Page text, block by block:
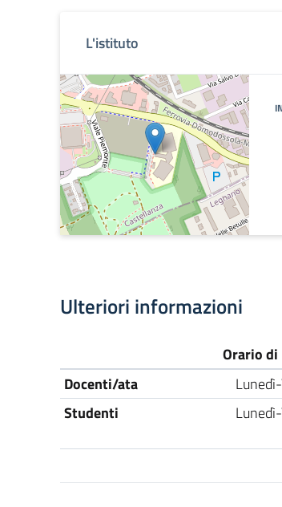
L'istituto
Ulteriori informazioni
Orario
Docenti/ata
Studenti